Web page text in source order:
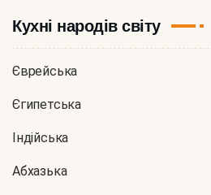
Кухні народів світу
Єврейська
Єгипетська
Індійська
Абхазька